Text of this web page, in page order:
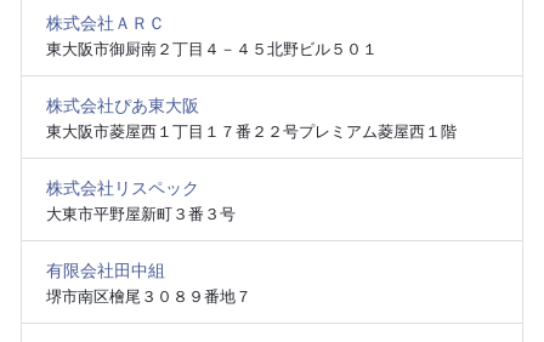
株式会社ＡＲＣ
東大阪市御厨南２丁目４－４５北野ビル５０１
株式会社ぴあ東大阪
東大阪市菱屋西１丁目１７番２２号プレミアム菱屋西１階
株式会社リスペック
大東市平野屋新町３番３号
有限会社田中組
堺市南区檜尾３０８９番地７